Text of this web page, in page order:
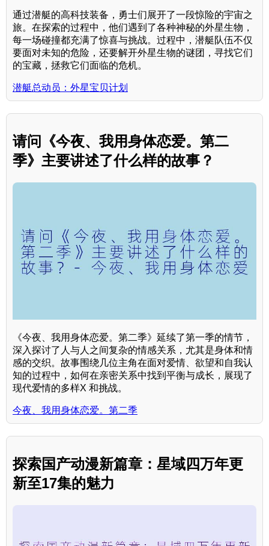
通过潜艇的高科技装备，勇士们展开了一段惊险的宇宙之
旅。在探索的过程中，他们遇到了各种神秘的外星生物，
每一场碰撞都充满了惊喜与挑战。过程中，潜艇队伍不仅
要面对未知的危险，还要解开外星生物的谜团，寻找它们
的宝藏，拯救它们面临的危机。
潜艇总动员：外星宝贝计划
请问《今夜、我用身体恋爱。第二
季》主要讲述了什么样的故事？
《今夜、我用身体恋爱。第二季》延续了第一季的情节，
深入探讨了人与人之间复杂的情感关系，尤其是身体和情
感的交织。故事围绕几位主角在面对爱情、欲望和自我认
知的过程中，如何在亲密关系中找到平衡与成长，展现了
现代爱情的多样X 和挑战。
今夜、我用身体恋爱。第二季
探索国产动漫新篇章：星域四万年更
新至17集的魅力